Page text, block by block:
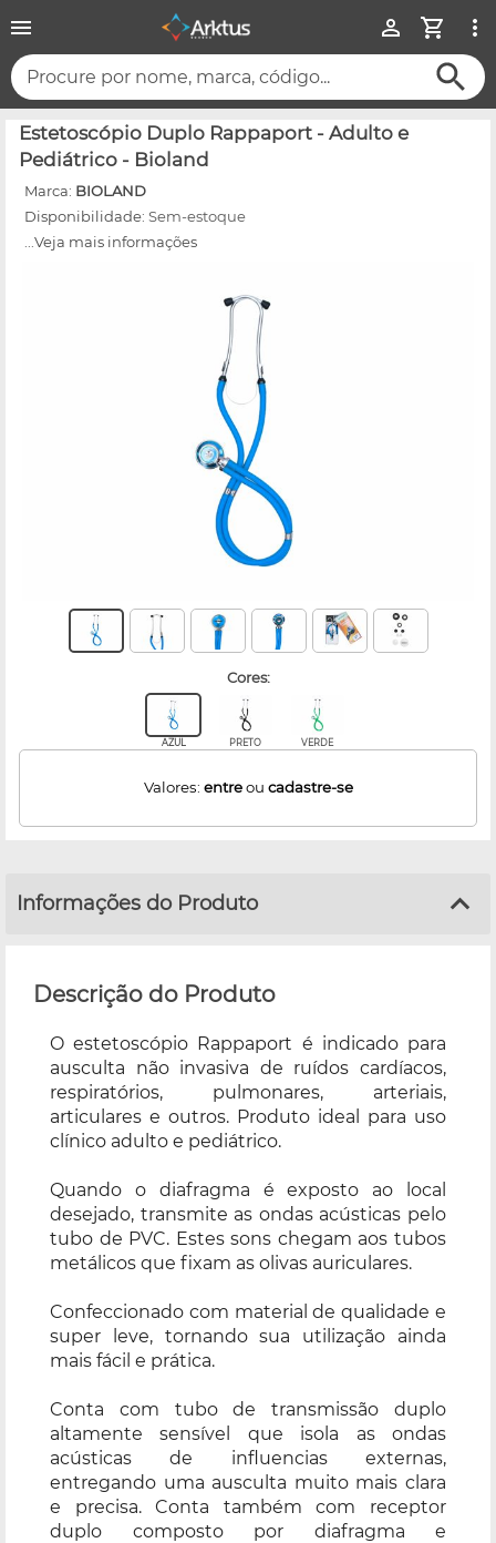
Procure por nome, marca, código...
Estetoscópio Duplo Rappaport - Adulto e
Pediátrico - Bioland
Marca: BIOLAND
Disponibilidade: Sem-estoque
...Veja mais informações
cores:
AZUL PRETO VERDE
Valores: entreou cadastre-se
Informações do Produto
Descrição do Produto
O estetoscópio Rappaport é indicado para
ausculta não invasiva de ruídos cardíacos,
respiratórios, pulmonares, arteriais,
articulares e outros. Produto ideal para uso
clínico adulto e pediátrico.
Quando o diafragma é exposto ao local
desejado, transmite as ondas acústicas pelo
tubo de PVC. Estes sons chegam aos tubos
metálicos que fixam as olivas auriculares.
Confeccionado com material de qualidade e
super leve, tornando sua utilização ainda
mais fácil e prática.
Conta com tubo de transmissão duplo
altamente sensível que isola as ondas
acústicas de influencias externas,
entregando uma ausculta muito mais clara
e precisa. Conta também com receptor
duplo composto por diafragma e